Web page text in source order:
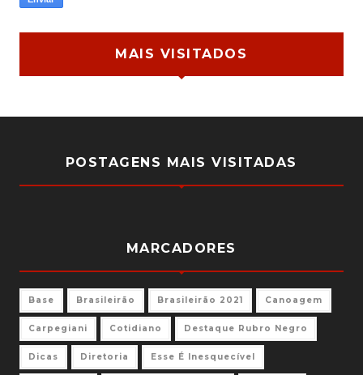
MAIS VISITADOS
POSTAGENS MAIS VISITADAS
MARCADORES
Base Brasileirão Brasileirão 2021 Canoagem
Carpegiani Cotidiano Destaque Rubro Negro
Dicas Diretoria Esse É Inesquecível